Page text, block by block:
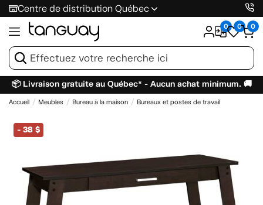
Centre de distribution Québec
0 0 0
📦 Livraison gratuite au Québec* - Aucun achat minimum. 🚚
Accueil Meubles Bureau à la maison Bureaux et postes de travail
- 38 $